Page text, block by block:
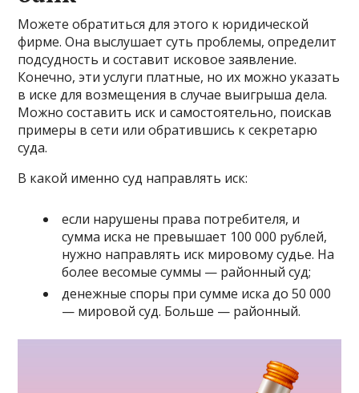
Можете обратиться для этого к юридической
фирме. Она выслушает суть проблемы, определит
подсудность и составит исковое заявление.
Конечно, эти услуги платные, но их можно указать
в иске для возмещения в случае выигрыша дела.
Можно составить иск и самостоятельно, поискав
примеры в сети или обратившись к секретарю
суда.
В какой именно суд направлять иск:
если нарушены права потребителя, и
сумма иска не превышает 100 000 рублей,
нужно направлять иск мировому судье. На
более весомые суммы — районный суд;
денежные споры при сумме иска до 50 000
— мировой суд. Больше — районный.